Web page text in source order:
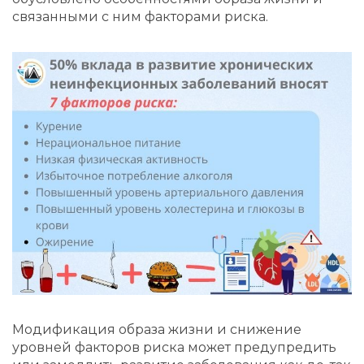
связанными с ним факторами риска.
Модификация образа жизни и снижение
уровней факторов риска может предупредить